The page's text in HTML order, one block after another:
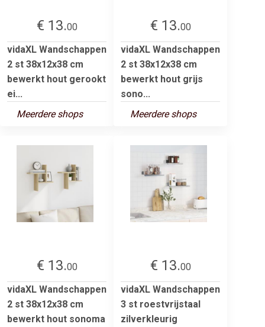
€ 13.00
vidaXL Wandschappen
2 st 38x12x38 cm
bewerkt hout gerookt
ei...
Meerdere shops
€ 13.00
vidaXL Wandschappen
2 st 38x12x38 cm
bewerkt hout grijs
sono...
Meerdere shops
€ 13.00
vidaXL Wandschappen
2 st 38x12x38 cm
bewerkt hout sonoma
€ 13.00
vidaXL Wandschappen
3 st roestvrijstaal
zilverkleurig